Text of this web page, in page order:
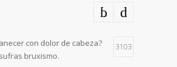
con dolor de cabeza?
bruxismo.
3103